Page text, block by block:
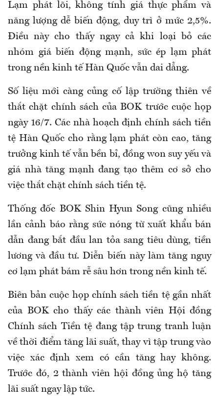
Lạm phát lõi, không tính giá thực phẩm và
năng lượng dễ biến động, duy trì ở mức 2,5%.
Điều này cho thấy ngay cả khi loại bỏ các
nhóm giá biến động mạnh, sức ép lạm phát
trong nền kinh tế Hàn Quốc vẫn dai dẳng.
Số liệu mới càng củng cố lập trường thiên về
thắt chặt chính sách của BOK trước cuộc họp
ngày 16/7. Các nhà hoạch định chính sách tiền
tệ Hàn Quốc cho rằng lạm phát còn cao, tăng
trưởng kinh tế vẫn bền bỉ, đồng won suy yếu và
giá nhà tăng mạnh đang tạo thêm cơ sở cho
việc thắt chặt chính sách tiền tệ.
Thống đốc BOK Shin Hyun Song cũng nhiều
lần cảnh báo rằng sức nóng từ xuất khẩu bán
dẫn đang bắt đầu lan tỏa sang tiêu dùng, tiền
lương và đầu tư. Diễn biến này làm tăng nguy
cơ lạm phát bám rễ sâu hơn trong nền kinh tế.
Biên bản cuộc họp chính sách tiền tệ gần nhất
của BOK cho thấy các thành viên Hội đồng
Chính sách Tiền tệ đang tập trung tranh luận
về thời điểm tăng lãi suất, thay vì tập trung vào
việc xác định xem có cần tăng hay không.
Trước đó, 2 thành viên hội đồng ủng hộ tăng
lãi suất ngay lập tức.